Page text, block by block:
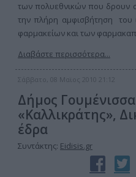
των πολυεθνικών που δρουν
την πλήρη αμφισβήτηση του
φαρμακείων και των
Διαβάστε περισσότερα...
Σάββατο, 08 Μαϊος 2010 21:12
Δήμος
«Καλλικράτης»,
έδρα
Συντάκτης: Eidisis.gr